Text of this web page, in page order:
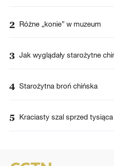
2 Różne „konie” w muzeum
3 Jak wyglądały starożytne
4 Starożytna broń chińska
5 Kraciasty szal sprzed